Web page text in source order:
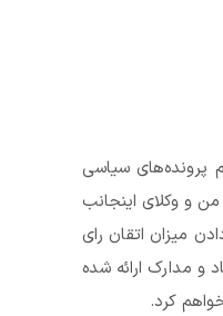
پرونده‌های سیاسی
و وکلای اینجانب
میزان اتقان رای
و مدارک ارائه شده
کرد.